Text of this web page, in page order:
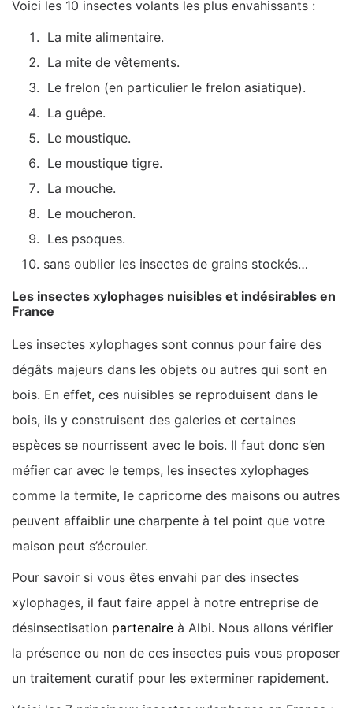
Voici les 10 insectes volants les plus envahissants :
La mite alimentaire.
La mite de vêtements.
Le frelon (en particulier le frelon asiatique).
La guêpe.
Le moustique.
Le moustique tigre.
La mouche.
Le moucheron.
Les psoques.
sans oublier les insectes de grains stockés…
Les insectes xylophages nuisibles et indésirables en
France
Les insectes xylophages sont connus pour faire des
dégâts majeurs dans les objets ou autres qui sont en
bois. En effet, ces nuisibles se reproduisent dans le
bois, ils y construisent des galeries et certaines
espèces se nourrissent avec le bois. Il faut donc s’en
méfier car avec le temps, les insectes xylophages
comme la termite, le capricorne des maisons ou autres
peuvent affaiblir une charpente à tel point que votre
maison peut s’écrouler.
Pour savoir si vous êtes envahi par des insectes
xylophages, il faut faire appel à notre entreprise de
désinsectisation partenaire à Albi. Nous allons vérifier
la présence ou non de ces insectes puis vous proposer
un traitement curatif pour les exterminer rapidement.